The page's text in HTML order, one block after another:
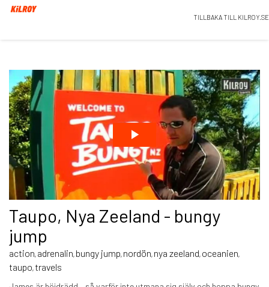
TILLBAKA TILL KILROY.SE
Taupo, Nya Zeeland - bungy
jump
action, adrenalin, bungy jump, nordön, nya zeeland, oceanien,
taupo, travels